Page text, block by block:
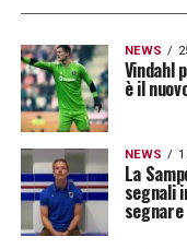
NEWS
Vindahl
è il
NEWS 1
La
segnali
segnare